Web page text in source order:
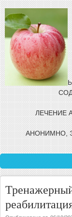
Перейти к основному
ЛЕЧЕНИЕ
АНОНИМНО,
ГЛАВНАЯ
ЛЕЧЕНИЕ